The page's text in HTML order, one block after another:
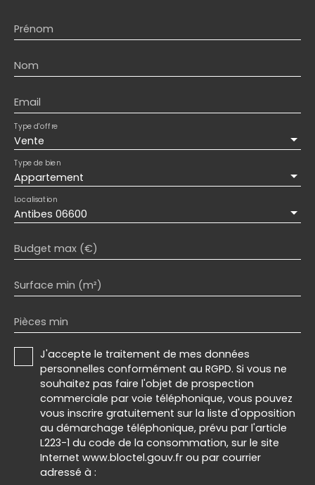
Prénom
Nom
Email
Vente
Type d'offre
Appartement
Type de bien
Antibes 06600
Localisation
Budget max (€)
Surface min (m²)
Pièces min
J'accepte le traitement de mes données
personnelles conformément au RGPD. Si vous ne
souhaitez pas faire l'objet de prospection
commerciale par voie téléphonique, vous pouvez
vous inscrire gratuitement sur la liste d'opposition
au démarchage téléphonique, prévu par l'article
L223-1 du code de la consommation, sur le site
Internet www.bloctel.gouv.fr ou par courrier
adressé à :